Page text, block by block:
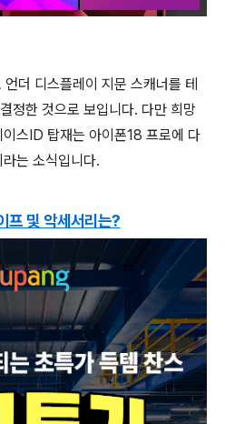
더 디스플레이 지문 스캐너를 테
정한 것으로 보입니다. 다만 희망
스ID 탑재는 아이폰18 프로에 다
는 소식입니다.
프 및 악세서리는?